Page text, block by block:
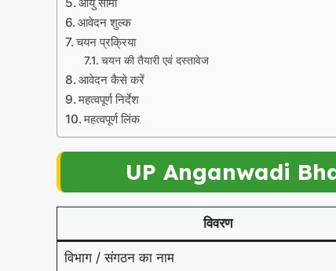
आवेदन शुल्क
चयन प्रक्रिया
चयन की तैयारी एवं दस्तावेज
आवेदन कैसे करें
महत्वपूर्ण निर्देश
महत्वपूर्ण लिंक
UP Anganwadi
विवरण
विभाग / संगठन का नाम